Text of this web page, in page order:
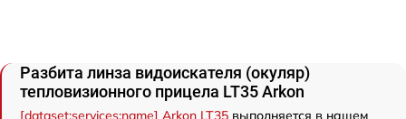
Разбита линза видоискателя (окуляр)
тепловизионного прицела LT35 Arkon
[dataset:services:name] Arkon LT35 выполняется в нашем